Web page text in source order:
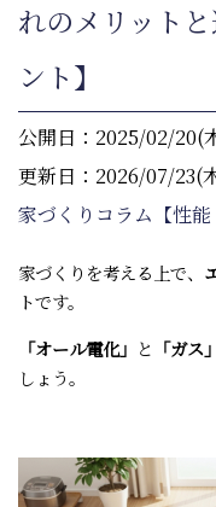
れのメリット
ント】
公開日：2025/02/20(
更新日：2026/07/23(
家づくりコラム【性能
家づくりを考える上で、
トです。
「オール電化」 と 「ガス」
しょう。